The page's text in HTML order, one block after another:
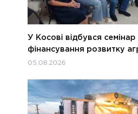
У Косові відбувся
фінансування розвитку
05.08.2026